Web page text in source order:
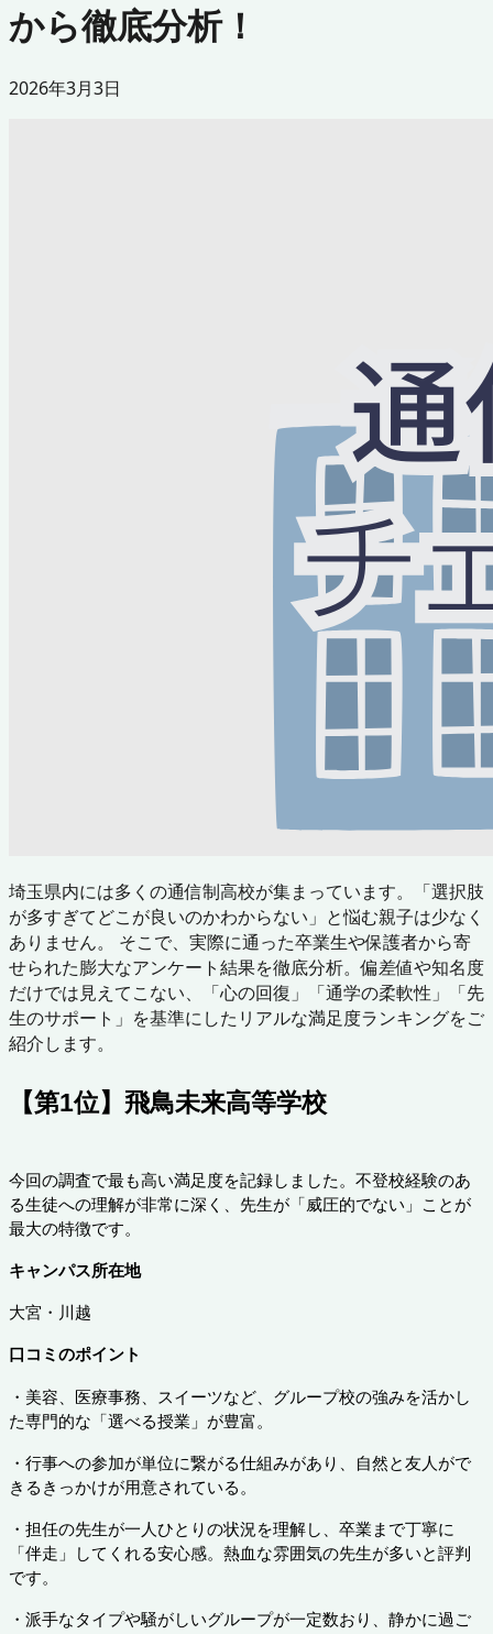
から徹底分析！
2026年3月3日
埼玉県内には多くの通信制高校が集まっています。「選択肢
が多すぎてどこが良いのかわからない」と悩む親子は少なく
ありません。 そこで、実際に通った卒業生や保護者から寄
せられた膨大なアンケート結果を徹底分析。偏差値や知名度
だけでは見えてこない、「心の回復」「通学の柔軟性」「先
生のサポート」を基準にしたリアルな満足度ランキングをご
紹介します。
【第1位】飛鳥未来高等学校
今回の調査で最も高い満足度を記録しました。不登校経験のあ
る生徒への理解が非常に深く、先生が「威圧的でない」ことが
最大の特徴です。
キャンパス所在地
大宮・川越
口コミのポイント
・美容、医療事務、スイーツなど、グループ校の強みを活かし
た専門的な「選べる授業」が豊富。
・行事への参加が単位に繋がる仕組みがあり、自然と友人がで
きるきっかけが用意されている。
・担任の先生が一人ひとりの状況を理解し、卒業まで丁寧に
「伴走」してくれる安心感。熱血な雰囲気の先生が多いと評判
です。
・派手なタイプや騒がしいグループが一定数おり、静かに過ご